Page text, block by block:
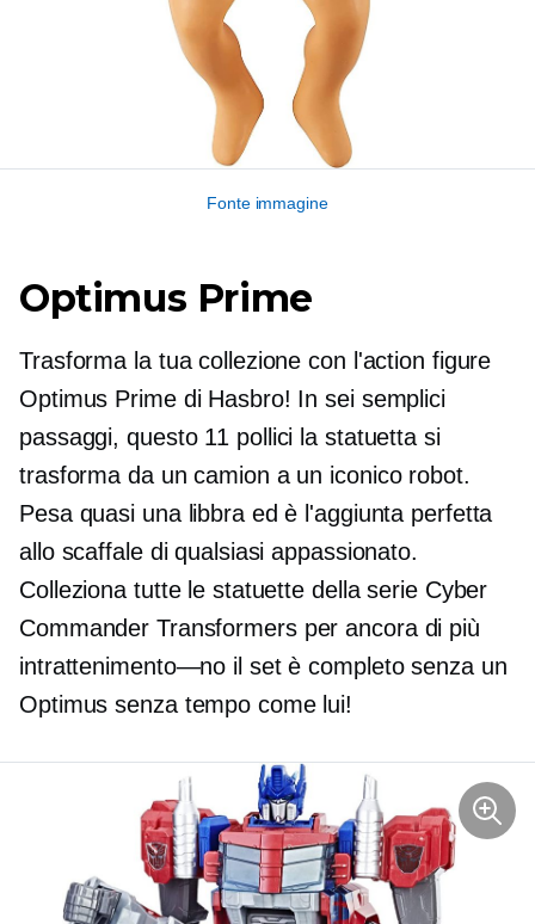
Fonte immagine
Optimus Prime
Trasforma la tua collezione con l'action figure
Optimus Prime di Hasbro! In sei semplici
passaggi, questo 11 pollici la statuetta si
trasforma da un camion a un iconico robot.
Pesa quasi una libbra ed è l'aggiunta perfetta
allo scaffale di qualsiasi appassionato.
Colleziona tutte le statuette della serie Cyber ​​
Commander Transformers per ancora di più
intrattenimento—no il set è completo senza un
Optimus senza tempo come lui!